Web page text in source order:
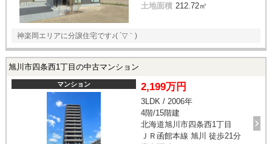
土地面積 212.72㎡
神楽岡エリアに分譲住宅です♪( ´▽｀)
旭川市四条西1丁目の中古マンション
マンション 2,199万円
3LDK / 2006年
4階/15階建
北海道旭川市四条西1丁目
ＪＲ函館本線 旭川 徒歩21分